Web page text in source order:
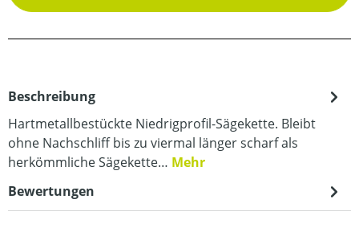
Beschreibung
Hartmetallbestückte Niedrigprofil-Sägekette. Bleibt
ohne Nachschliff bis zu viermal länger scharf als
herkömmliche Sägekette… Mehr
Bewertungen